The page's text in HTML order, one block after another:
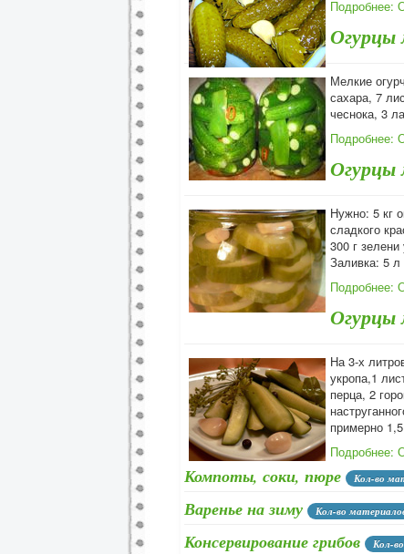
Подробнее:
Огурцы
Мелкие
сахара, 7
чеснока, 3
Подробнее:
Огурцы
Нужно: 5 кг
сладкого
300 г зелени
Заливка: 5 л
Подробнее:
Огурцы
На 3-х
укропа,1
перца, 2
примерно
Подробнее:
Компоты, соки, пюре Кол-во
Варенье на зиму Кол-во
Консервирование грибов Кол-